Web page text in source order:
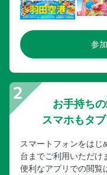
参
お手持ち
スマホもタ
スマートフォンをは
台までご利用いただけ
便利なアプリでの閲覧